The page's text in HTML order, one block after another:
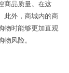
商品质量。在这
此外，商城内的商
物时能够更加直观
风险。